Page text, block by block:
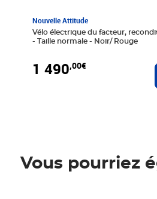
Nouvelle Attitude
Vélo électrique du facteur,
- Taille normale - Noir/ Rouge
1 490,00€
Vous pourriez